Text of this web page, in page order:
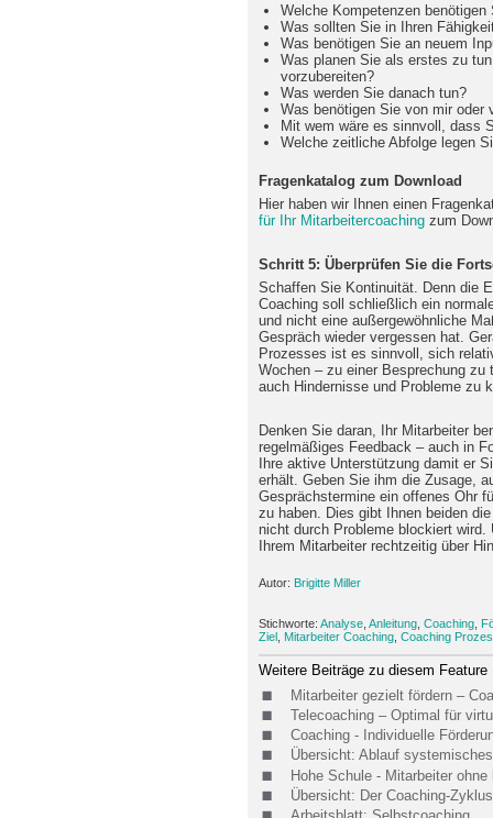
Welche Kompetenzen benötigen
Was sollten Sie in Ihren
Was benötigen Sie an neuem
Was planen Sie als erstes zu
vorzubereiten?
Was werden Sie danach tun?
Was benötigen Sie von mir oder
Mit wem wäre es sinnvoll, dass
Welche zeitliche Abfolge legen
Fragenkatalog zum Download
Hier haben wir Ihnen einen
für Ihr Mitarbeitercoaching zum
Schritt 5: Überprüfen Sie die
Schaffen Sie Kontinuität. Denn die
Coaching soll schließlich ein
und nicht eine außergewöhnliche
Gespräch wieder vergessen hat.
Prozesses ist es sinnvoll, sich
Wochen – zu einer Besprechung
auch Hindernisse und Probleme zu
Denken Sie daran, Ihr Mitarbeiter
regelmäßiges Feedback – auch in
Ihre aktive Unterstützung damit er
erhält. Geben Sie ihm die Zusage,
Gesprächstermine ein offenes Ohr
zu haben. Dies gibt Ihnen beiden
nicht durch Probleme blockiert
Ihrem Mitarbeiter rechtzeitig über
Autor: Brigitte Miller
Stichworte: Analyse Anleitung Coaching
Ziel Mitarbeiter Coaching Coaching
Weitere Beiträge zu diesem Feature
Mitarbeiter gezielt fördern –
Telecoaching – Optimal für
Coaching - Individuelle
Übersicht: Ablauf
Hohe Schule - Mitarbeiter
Übersicht: Der Coaching-Zyklus